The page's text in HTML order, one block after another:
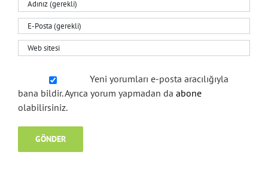
bana bildir. Ayrıca yorum yapmadan daabone
olabilirsiniz.